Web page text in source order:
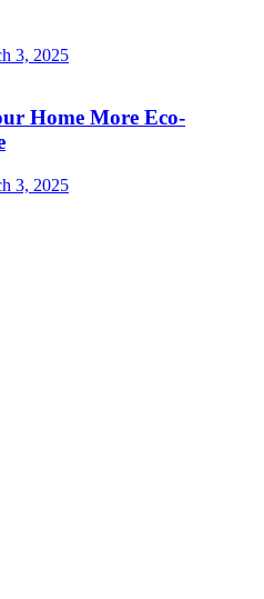
3, 2025
Home More Eco-
3, 2025